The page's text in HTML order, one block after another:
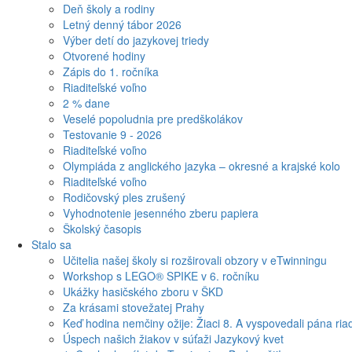
Deň školy a rodiny
Letný denný tábor 2026
Výber detí do jazykovej triedy
Otvorené hodiny
Zápis do 1. ročníka
Riaditeľské voľno
2 % dane
Veselé popoludnia pre predškolákov
Testovanie 9 - 2026
Riaditeľské voľno
Olympiáda z anglického jazyka – okresné a krajské kolo
Riaditeľské voľno
Rodičovský ples zrušený
Vyhodnotenie jesenného zberu papiera
Školský časopis
Stalo sa
Učitelia našej školy si rozširovali obzory v eTwinningu
Workshop s LEGO® SPIKE v 6. ročníku
Ukážky hasičského zboru v ŠKD
Za krásami stovežatej Prahy
Keď hodina nemčiny ožije: Žiaci 8. A vyspovedali pána
Úspech našich žiakov v súťaži Jazykový kvet